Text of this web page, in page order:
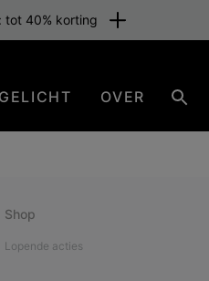
tot 40% korting
OVER
Shop
Lopende acties